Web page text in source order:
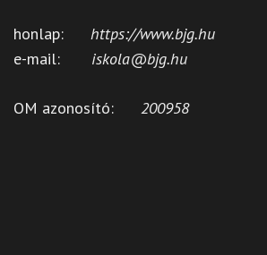
honlap: https://www.bjg.hu
e-mail: iskola@bjg.hu
OM azonosító: 200958